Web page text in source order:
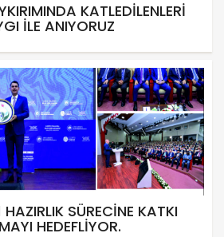
KATLEDİLENLERİ
İLE ANIYORUZ
SÜRECİNE KATKI
HEDEFLİYOR.